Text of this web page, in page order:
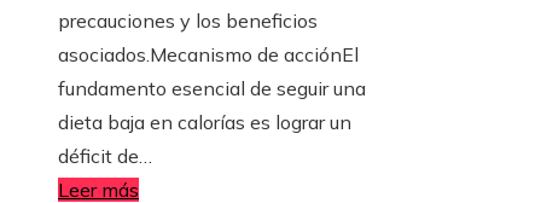
precauciones y los beneficios
asociados.Mecanismo de acciónEl
fundamento esencial de seguir una
dieta baja en calorías es lograr un
déficit de…
Leer más